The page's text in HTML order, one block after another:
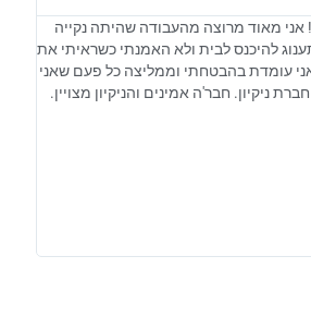
1 בשוק!! אני מאוד מרוצה מהעבודה שהיתה נקייה
להיכנס לבית ולא האמנתי כשראיתי את
עומדת בהבטחתי וממליצה כל פעם שאני
ניקיון. חבר'ה אמינים והניקיון מצויין.